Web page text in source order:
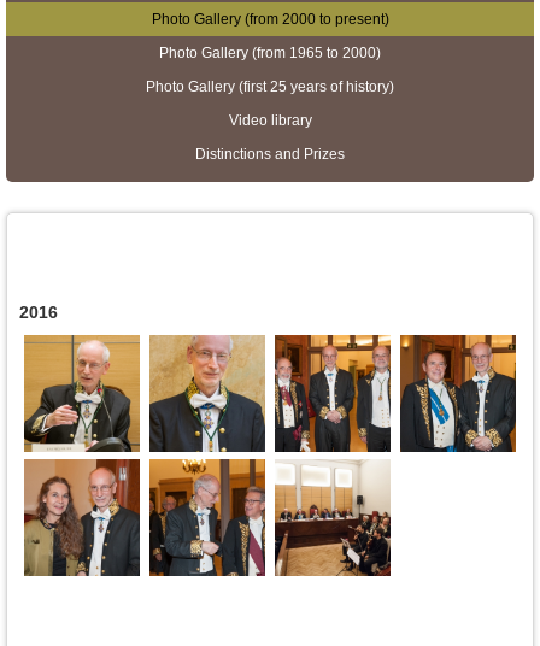
Photo Gallery (from 2000 to present)
Photo Gallery (from 1965 to 2000)
Photo Gallery (first 25 years of history)
Video library
Distinctions and Prizes
2016